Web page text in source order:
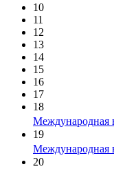
10
11
12
13
14
15
16
17
18
Международная
19
Международная
20